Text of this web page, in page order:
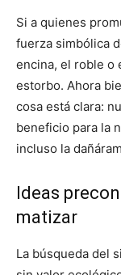
Si a quienes
fuerza simbólica
encina, el roble o
estorbo. Ahora
cosa está clara:
beneficio para la
incluso la
Ideas
matizar
La búsqueda del